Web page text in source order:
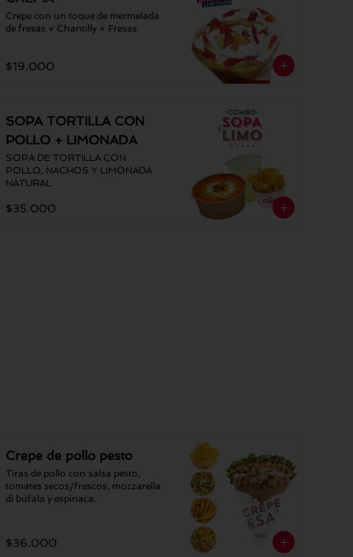
Crepe con un toque de mermelada
de fresas + Chantilly + Fresas
$19.000
SOPA TORTILLA CON
POLLO + LIMONADA
SOPA DE TORTILLA CON
POLLO, NACHOS Y LIMONADA
NATURAL
$35.000
Crepe de pollo pesto
Tiras de pollo con salsa pesto,
tomates secos/frescos, mozzarella
di búfala y espinaca.
$36.000